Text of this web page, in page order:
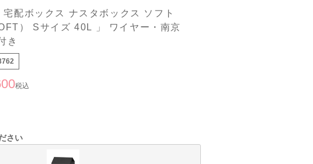
宅配ボックス ナスタボックス ソフト
） Sサイズ 40L 」 ワイヤー・南京
き
税込
さい